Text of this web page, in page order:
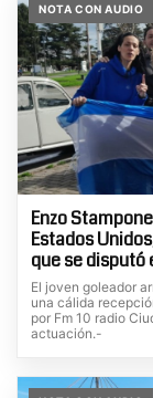
NOTA CON AUDIO
Enzo
Estados
que se disputó
El joven goleador
una cálida
por Fm 10 radio
actuación.-